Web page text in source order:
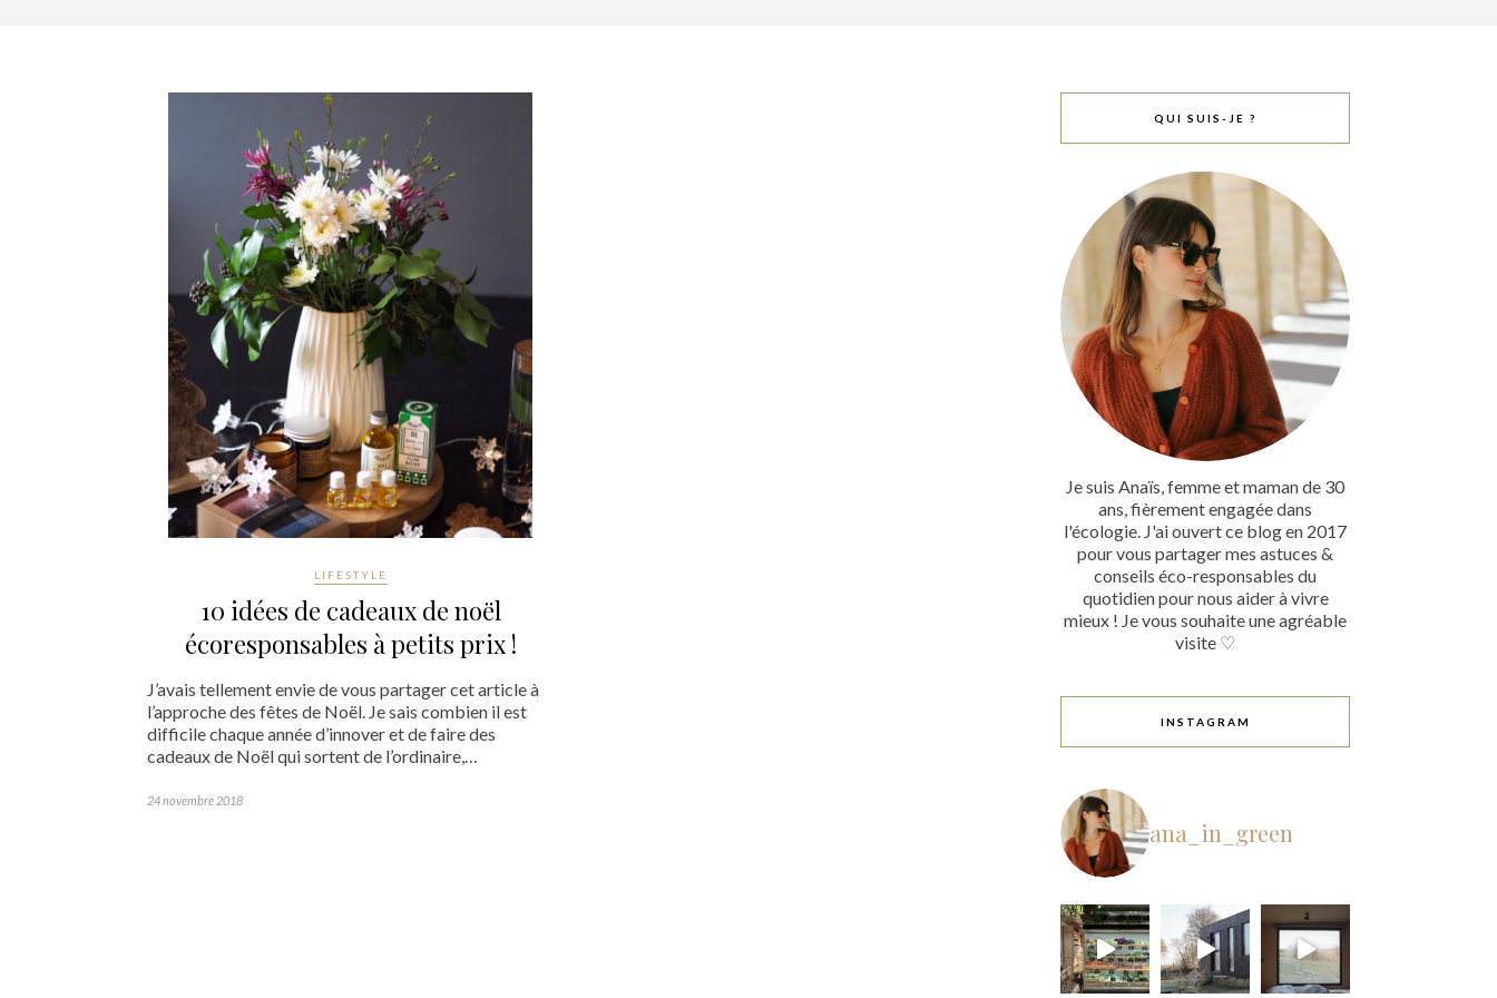
LIFESTYLE
10 idées de cadeaux de noël
écoresponsables à petits prix !
J’avais tellement envie de vous partager cet article à
l’approche des fêtes de Noël. Je sais combien il est
difficile chaque année d’innover et de faire des
cadeaux de Noël qui sortent de l’ordinaire,…
24 novembre 2018
QUI SUIS-JE ?
Je suis Anaïs, femme et maman de 30
ans, fièrement engagée dans
l'écologie. J'ai ouvert ce blog en 2017
pour vous partager mes astuces &
conseils éco-responsables du
quotidien pour nous aider à vivre
mieux ! Je vous souhaite une agréable
visite ♡
INSTAGRAM
ana_in_green